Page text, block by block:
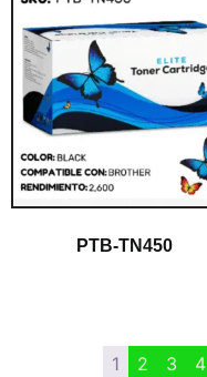
PTB-TN450
1 2 3 4